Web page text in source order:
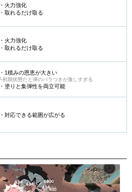
・火力強化
・取れるだけ取る
・火力強化
・取れるだけ取る
・1積みの恩恵が大きい
└初期状態だと弾のバラつきが激しすぎる
・塗りと集弾性を両立可能
・対応できる範囲が広がる